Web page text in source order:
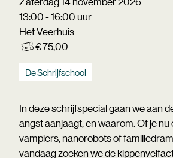
13:00 - 16:00 uur
Het Veerhuis
€ 75,00
De Schrijfschool
In deze schrijfspecial gaan we aan
angst aanjaagt, en waarom. Of je nu
vampiers, nanorobots of
vandaag zoeken we de